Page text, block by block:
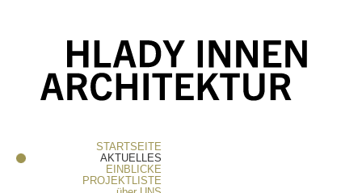
STARTSEITE
AKTUELLES
EINBLICKE
PROJEKTLISTE